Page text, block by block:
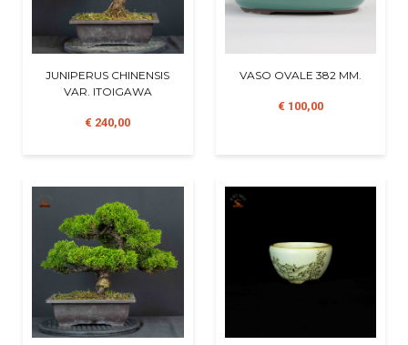
JUNIPERUS CHINENSIS
VAR. ITOIGAWA
€ 240,00
VASO OVALE 382 MM.
€ 100,00